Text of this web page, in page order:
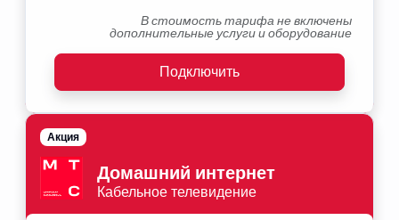
В стоимость тарифа не включены
дополнительные услуги и оборудование
Подключить
Домашний интернет
Кабельное телевидение
Акция